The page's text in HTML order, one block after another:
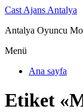
Cast Ajans Antalya
Antalya Oyuncu
Menü
Ana sayfa
Etiket